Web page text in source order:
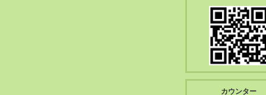
カウンター